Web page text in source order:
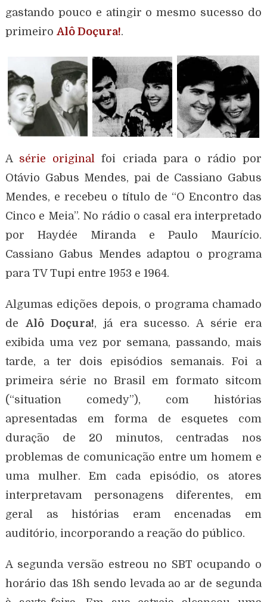
gastando pouco e atingir o mesmo sucesso do
primeiro Alô Doçura!.
A série original
foi criada para o rádio por
Otávio Gabus Mendes, pai de Cassiano Gabus
Mendes, e recebeu o título de “O Encontro das
Cinco e Meia”. No rádio o casal era interpretado
por Haydée Miranda e Paulo Maurício.
Cassiano Gabus Mendes adaptou o programa
para TV Tupi entre 1953 e 1964.
Algumas edições depois, o programa chamado
de Alô Doçura!, já era sucesso. A série era
exibida uma vez por semana, passando, mais
tarde, a ter dois episódios semanais. Foi a
primeira série no Brasil em formato sitcom
(“situation comedy”), com histórias
apresentadas em forma de esquetes com
duração de 20 minutos, centradas nos
problemas de comunicação entre um homem e
uma mulher. Em cada episódio, os atores
interpretavam personagens diferentes, em
geral as histórias eram encenadas em
auditório, incorporando a reação do público.
A segunda versão estreou no SBT ocupando o
horário das 18h sendo levada ao ar de segunda